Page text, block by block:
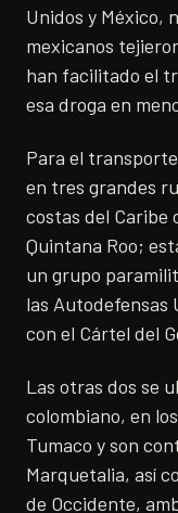
Unidos y México,
mexicanos
han facilitado el
esa droga en
Para el
en tres grandes
costas del Caribe
Quintana Roo;
un grupo
las Autodefensas
con el Cártel del
Las otras dos se
colombiano, en
Tumaco y son
Marquetalia, así
de Occidente,